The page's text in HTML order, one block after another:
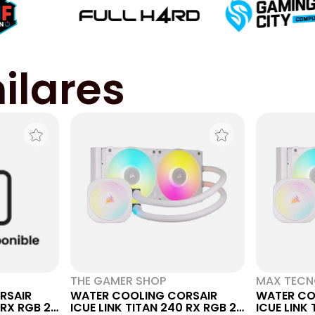
RGB 2X
THE GAMER SHOP
WATER COOLING CORSAIR
ICUE LINK TITAN 240 RX RGB 2X
MAX
WATER
ICUE LINK